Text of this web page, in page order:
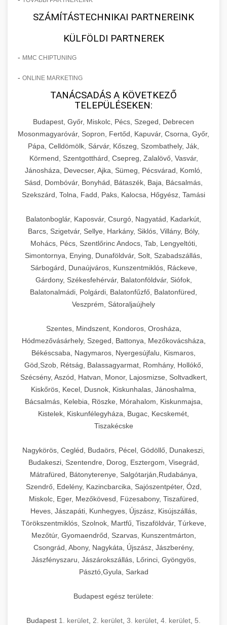
SZÁMÍTÁSTECHNIKAI PARTNEREINK
KÜLFÖLDI PARTNEREK
- MMC CHIPTUNING
- ONLINE MARKETING
TANÁCSADÁS A KÖVETKEZŐ
TELEPÜLÉSEKEN:
Budapest, Győr, Miskolc, Pécs, Szeged, Debrecen
Mosonmagyaróvár, Sopron, Fertőd, Kapuvár, Csorna, Győr,
Pápa, Celldömölk, Sárvár, Kőszeg, Szombathely, Ják,
Körmend, Szentgotthárd, Csepreg, Zalalövő, Vasvár,
Jánosháza, Devecser, Ajka, Sümeg, Pécsvárad, Komló,
Sásd, Dombóvár, Bonyhád, Bátaszék, Baja, Bácsalmás,
Szekszárd, Tolna, Fadd, Paks, Kalocsa, Hőgyész, Tamási
Balatonboglár, Kaposvár, Csurgó, Nagyatád, Kadarkút,
Barcs, Szigetvár, Sellye, Harkány, Siklós, Villány, Bóly,
Mohács, Pécs, Szentlőrinc Andocs, Tab, Lengyeltóti,
Simontornya, Enying, Dunaföldvár, Solt, Szabadszállás,
Sárbogárd, Dunaújváros, Kunszentmiklós, Ráckeve,
Gárdony, Székesfehérvár, Balatonföldvár, Siófok,
Balatonalmádi, Polgárdi, Balatonfűzfő, Balatonfüred,
Veszprém, Sátoraljaújhely
Szentes, Mindszent, Kondoros, Orosháza,
Hódmezővásárhely, Szeged, Battonya, Mezőkovácsháza,
Békéscsaba, Nagymaros, Nyergesújfalu, Kismaros,
Göd,Szob, Rétság, Balassagyarmat, Romhány, Hollókő,
Szécsény, Aszód, Hatvan, Monor, Lajosmizse, Soltvadkert,
Kiskőrös, Kecel, Dusnok, Kiskunhalas, Jánoshalma,
Bácsalmás, Kelebia, Röszke, Mórahalom, Kiskunmajsa,
Kistelek, Kiskunfélegyháza, Bugac, Kecskemét,
Tiszakécske
Nagykörös, Cegléd, Budaörs, Pécel, Gödöllő, Dunakeszi,
Budakeszi, Szentendre, Dorog, Esztergom, Visegrád,
Mátrafüred, Bátonyterenye, Salgótarján,Rudabánya,
Szendrő, Edelény, Kazincbarcika, Sajószentpéter, Ózd,
Miskolc, Eger, Mezőkövesd, Füzesabony, Tiszafüred,
Heves, Jászapáti, Kunhegyes, Újszász, Kisújszállás,
Törökszentmiklós, Szolnok, Martfű, Tiszaföldvár, Túrkeve,
Mezőtúr, Gyomaendrőd, Szarvas, Kunszentmárton,
Csongrád, Abony, Nagykáta, Újszász, Jászberény,
Jászfényszaru, Jászárokszállás, Lőrinci, Gyöngyös,
Pásztó,Gyula, Sarkad
Budapest egész területe:
Budapest 1. kerület 2. kerület 3. kerület 4. kerület 5.